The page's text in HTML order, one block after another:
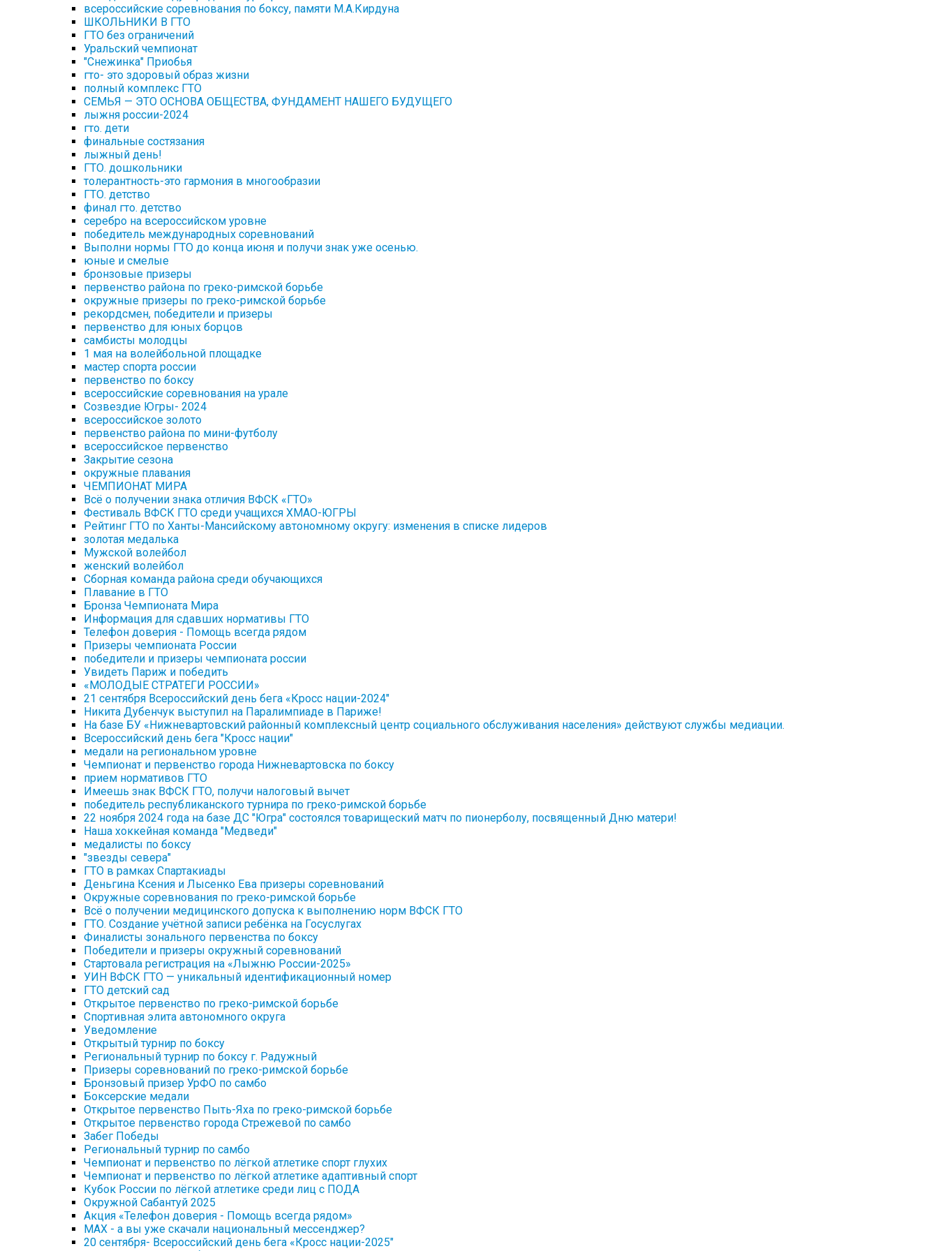
всероссийские соревнования по боксу, памяти М.А.Кирдуна
ШКОЛЬНИКИ В ГТО
ГТО без ограничений
Уральский чемпионат
"Снежинка" Приобья
гто- это здоровый образ жизни
полный комплекс ГТО
СЕМЬЯ — ЭТО ОСНОВА ОБЩЕСТВА, ФУНДАМЕНТ НАШЕГО БУДУЩЕГО
лыжня россии-2024
гто. дети
финальные состязания
лыжный день!
ГТО. дошкольники
толерантность-это гармония в многообразии
ГТО. детство
финал гто. детство
серебро на всероссийском уровне
победитель международных соревнований
Выполни нормы ГТО до конца июня и получи знак уже осенью.
юные и смелые
бронзовые призеры
первенство района по греко-римской борьбе
окружные призеры по греко-римской борьбе
рекордсмен, победители и призеры
первенство для юных борцов
самбисты молодцы
1 мая на волейбольной площадке
мастер спорта россии
первенство по боксу
всероссийские соревнования на урале
Созвездие Югры- 2024
всероссийское золото
первенство района по мини-футболу
всероссийское первенство
Закрытие сезона
окружные плавания
ЧЕМПИОНАТ МИРА
Всё о получении знака отличия ВФСК «ГТО»
Фестиваль ВФСК ГТО среди учащихся ХМАО-ЮГРЫ
Рейтинг ГТО по Ханты-Мансийскому автономному округу: изменения в списке лидеров
золотая медалька
Мужской волейбол
женский волейбол
Сборная команда района среди обучающихся
Плавание в ГТО
Бронза Чемпионата Мира
Информация для сдавших нормативы ГТО
Телефон доверия - Помощь всегда рядом
Призеры чемпионата России
победители и призеры чемпионата россии
Увидеть Париж и победить
«МОЛОДЫЕ СТРАТЕГИ РОССИИ»
21 сентября Всероссийский день бега «Кросс нации-2024"
Никита Дубенчук выступил на Паралимпиаде в Париже!
На базе БУ «Нижневартовский районный комплексный центр социального обслуживания населения» действуют службы медиации.
Всероссийский день бега "Кросс нации"
медали на региональном уровне
Чемпионат и первенство города Нижневартовска по боксу
прием нормативов ГТО
Имеешь знак ВФСК ГТО, получи налоговый вычет
победитель республиканского турнира по греко-римской борьбе
22 ноября 2024 года на базе ДС "Югра" состоялся товарищеский матч по пионерболу, посвященный Дню матери!
Наша хоккейная команда "Медведи"
медалисты по боксу
"звезды севера"
ГТО в рамках Спартакиады
Деньгина Ксения и Лысенко Ева призеры соревнований
Окружные соревнования по греко-римской борьбе
Всё о получении медицинского допуска к выполнению норм ВФСК ГТО
ГТО. Создание учётной записи ребёнка на Госуслугах
Финалисты зонального первенства по боксу
Победители и призеры окружный соревнований
Стартовала регистрация на «Лыжню России-2025»
УИН ВФСК ГТО — уникальный идентификационный номер
ГТО детский сад
Открытое первенство по греко-римской борьбе
Спортивная элита автономного округа
Уведомление
Открытый турнир по боксу
Региональный турнир по боксу г. Радужный
Призеры соревнований по греко-римской борьбе
Бронзовый призер УрФО по самбо
Боксерские медали
Открытое первенство Пыть-Яха по греко-римской борьбе
Открытое первенство города Стрежевой по самбо
Забег Победы
Региональный турнир по самбо
Чемпионат и первенство по лёгкой атлетике спорт глухих
Чемпионат и первенство по лёгкой атлетике адаптивный спорт
Кубок России по лёгкой атлетике среди лиц с ПОДА
Окружной Сабантуй 2025
Акция «Телефон доверия - Помощь всегда рядом»
МАХ - а вы уже скачали национальный мессенджер?
20 сентября- Всероссийский день бега «Кросс нации-2025"